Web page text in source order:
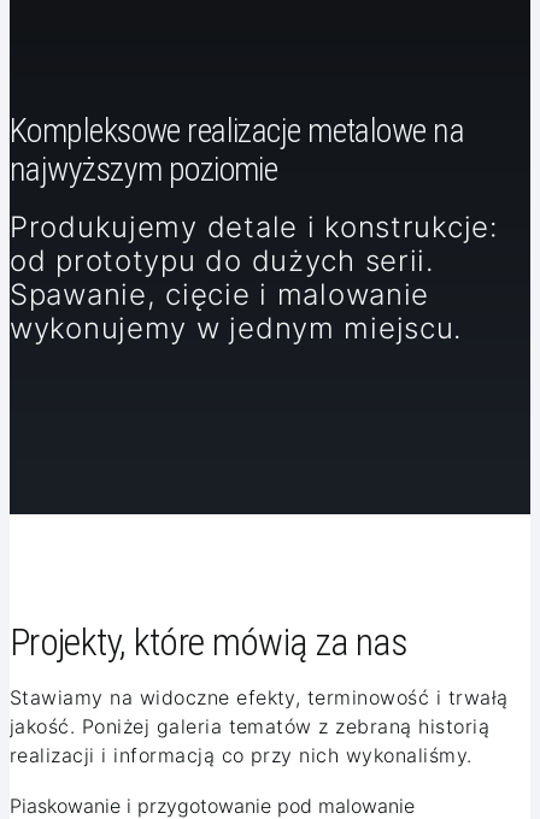
Kompleksowe realizacje metalowe na
najwyższym poziomie
Produkujemy detale i konstrukcje:
od prototypu do dużych serii.
Spawanie, cięcie i malowanie
wykonujemy w jednym miejscu.
Projekty, które mówią za nas
Stawiamy na widoczne efekty, terminowość i trwałą
jakość. Poniżej galeria tematów z zebraną historią
realizacji i informacją co przy nich wykonaliśmy.
Piaskowanie i przygotowanie pod malowanie